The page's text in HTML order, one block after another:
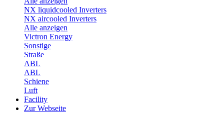
NX liquidcooled Inverters
NX aircooled Inverters
Alle anzeigen
Victron Energy
Sonstige
Straße
ABL
ABL
Schiene
Luft
Facility
Zur Webseite